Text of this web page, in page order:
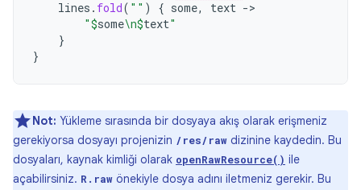
lines . fold( "" ) { some, text ->
"$some\n$text"
}
}
Not: Yükleme sırasında bir dosyaya akış olarak erişmeniz
gerekiyorsa dosyayı projenizin /res/raw dizinine kaydedin. Bu
dosyaları, kaynak kimliği olarak openRawResource() ile
açabilirsiniz. R.raw önekiyle dosya adını iletmeniz gerekir. Bu